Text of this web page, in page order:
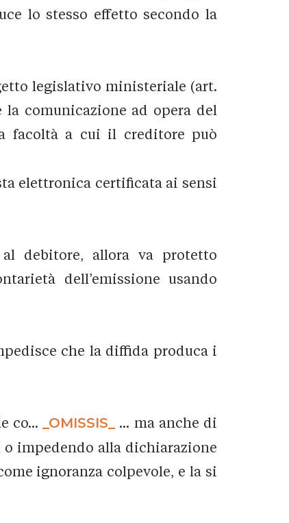
lo stesso effetto secondo la
legislativo ministeriale (art.
la comunicazione ad opera del
facoltà a cui il creditore può
elettronica certificata ai sensi
debitore, allora va protetto
dell’emissione usando
che la diffida produca i
co... _OMISSIS_
... ma anche di
impedendo alla dichiarazione
ignoranza colpevole, e la si